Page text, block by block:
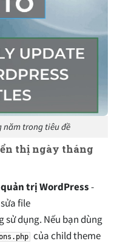
năm trong tiêu đề
thị ngày tháng
quản trị WordPress-
file
sử dụng. Nếu bạn dùng
của child theme